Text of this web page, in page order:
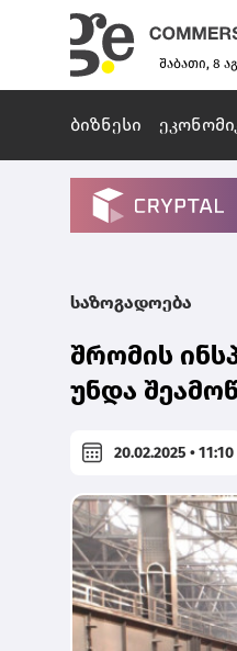
შაბათი, 8
ბიზნესი
საზოგადოება
შრომის
უნდა
20.02.2025 • 11:10